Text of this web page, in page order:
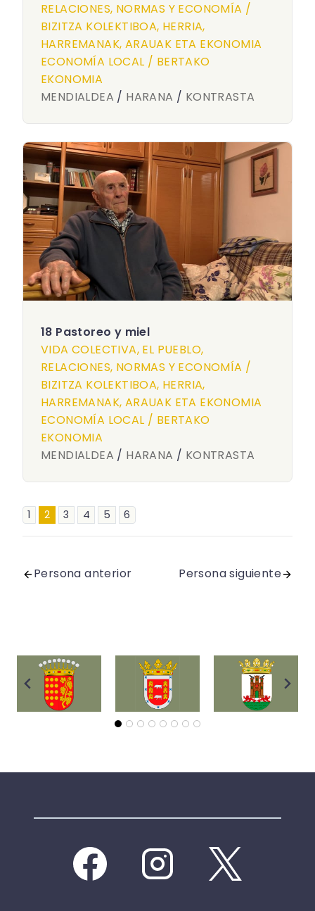
RELACIONES, NORMAS Y ECONOMÍA /
BIZITZA KOLEKTIBOA, HERRIA,
HARREMANAK, ARAUAK ETA EKONOMIA
ECONOMÍA LOCAL / BERTAKO
EKONOMIA
MENDIALDEA / HARANA / KONTRASTA
18 Pastoreo y miel
VIDA COLECTIVA, EL PUEBLO,
RELACIONES, NORMAS Y ECONOMÍA /
BIZITZA KOLEKTIBOA, HERRIA,
HARREMANAK, ARAUAK ETA EKONOMIA
ECONOMÍA LOCAL / BERTAKO
EKONOMIA
MENDIALDEA / HARANA / KONTRASTA
1 2 3 4 5 6
Persona anterior Persona siguiente